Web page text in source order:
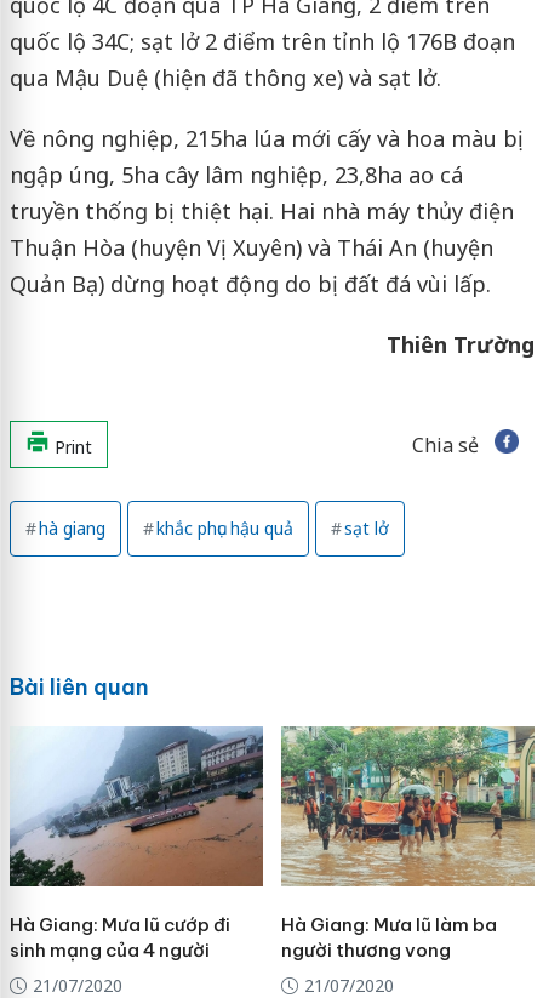
quốc lộ 34C; sạt lở 2 điểm trên tỉnh lộ 176B đoạn
qua Mậu Duệ (hiện đã thông xe) và sạt lở.
Về nông nghiệp, 215ha lúa mới cấy và hoa màu bị
ngập úng, 5ha cây lâm nghiệp, 23,8ha ao cá
truyền thống bị thiệt hại. Hai nhà máy thủy điện
Thuận Hòa (huyện Vị Xuyên) và Thái An (huyện
Quản Bạ) dừng hoạt động do bị đất đá vùi lấp.
Thiên Trường
Print Chia sẻ
hà giang khắc phục hậu quả sạt lở
Bài liên quan
Hà Giang: Mưa lũ cướp đi
sinh mạng của 4 người
21/07/2020
Hà Giang: Mưa lũ làm ba
người thương vong
21/07/2020